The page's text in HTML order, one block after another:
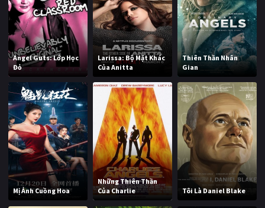
Angel Guts: Lớp Học
Đỏ
Larissa: Bộ Mặt Khác
Của Anitta
Thiên Thần Nhân
Gian
Mị Ảnh Cuồng Hoa
Những Thiên Thần
Của Charlie
Tôi Là Daniel Blake